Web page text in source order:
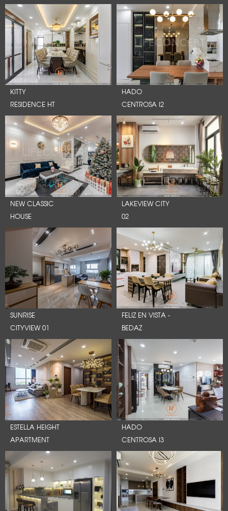
KITTY
RESIDENCE HT
HADO
CENTROSA I2
NEW CLASSIC
HOUSE
LAKEVIEW CITY
02
SUNRISE
CITYVIEW 01
FELIZ EN VISTA -
BEDAZ
ESTELLA HEIGHT
APARTMENT
HADO
CENTROSA I3